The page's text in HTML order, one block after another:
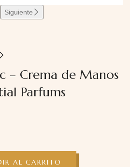
Siguiente
– Crema de Manos
Parfums
AL CARRITO